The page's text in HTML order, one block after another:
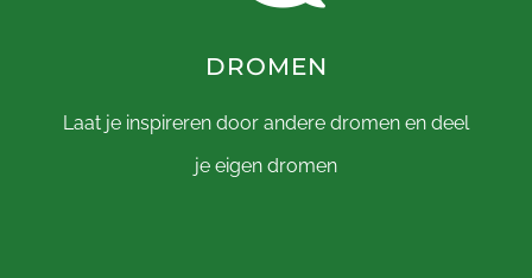
DROMEN
Laat je inspireren door andere dromen en deel
je eigen dromen